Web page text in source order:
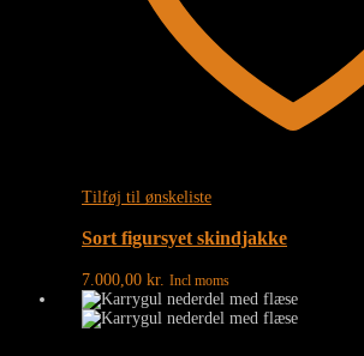
Tilføj til ønskeliste
Sort figursyet skindjakke
7.000,00 kr. Incl moms